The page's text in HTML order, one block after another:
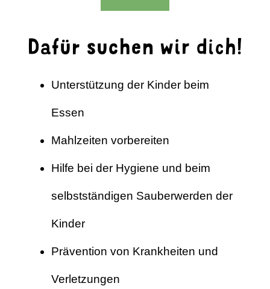
Dafür suchen wir dich!
Unterstützung der Kinder beim
Essen
Mahlzeiten vorbereiten
Hilfe bei der Hygiene und beim
selbstständigen Sauberwerden der
Kinder
Prävention von Krankheiten und
Verletzungen